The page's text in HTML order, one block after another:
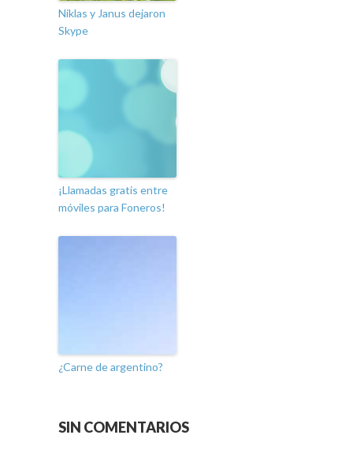
Niklas y Janus dejaron
Skype
¡Llamadas gratis entre
móviles para Foneros!
¿Carne de argentino?
SIN COMENTARIOS